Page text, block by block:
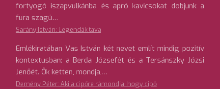
fortyogó iszapvulkánba és apró kavicsokat dobjunk a
fura szagú…
Sarány István: Legendák tava
Emlékiratában Vas István két nevet említ mindig pozitív
kontextusban: a Berda Józsefét és a Tersánszky Józsi
Jenőét. Ők ketten, mondja,…
Demény Péter: Aki a cipőre rámondja, hogy cipő